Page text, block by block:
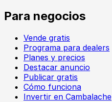
Para negocios
Vende gratis
Programa para dealers
Planes y precios
Destacar anuncio
Publicar gratis
Cómo funciona
Invertir en Cambalache